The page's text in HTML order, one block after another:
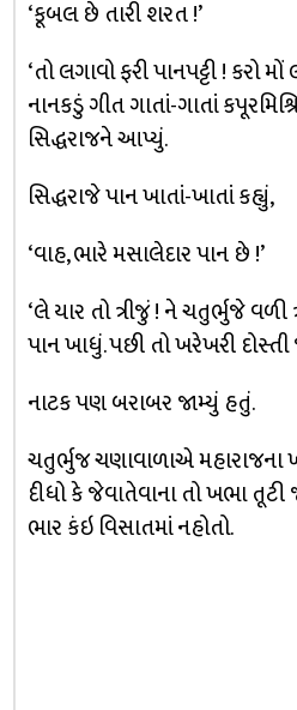
‘કૂબલ છે તારી શરત !’
‘તો લગાવો ફરી પાનપટ્ટી ! કરો
નાનકડું ગીત ગાતાં-ગાતાં
સિદ્ધરાજને આપ્યું.
સિદ્ધરાજે પાન ખાતાં-ખાતાં કહ્યું,
‘વાહ, ભારે મસાલેદાર પાન છે !’
‘લે યાર તો ત્રીજું ! ને ચતુર્ભુજે
પાન ખાધું. પછી તો ખરેખરી
નાટક પણ બરાબર જામ્યું હતું.
ચતુર્ભુજ ચણાવાળાએ
દીધો કે જેવાતેવાના તો ખભા
ભાર કંઇ વિસાતમાં નહોતો.